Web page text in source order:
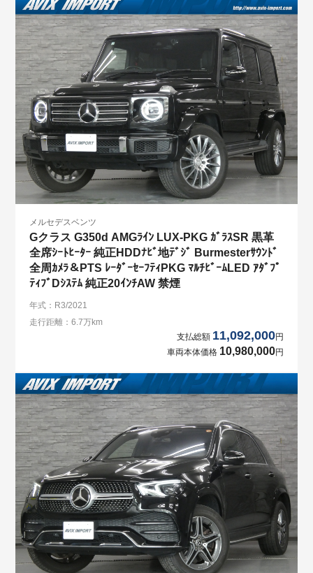
メルセデスベンツ
Gクラス G350d AMGﾗｲﾝ LUX-PKG ｶﾞﾗｽSR 黒革
全席ｼｰﾄﾋｰﾀｰ 純正HDDﾅﾋﾞ地ﾃﾞｼﾞ Burmesterｻｳﾝﾄﾞ
全周ｶﾒﾗ＆PTS ﾚｰﾀﾞｰｾｰﾌﾃｨPKG ﾏﾙﾁﾋﾞｰﾑLED ｱﾀﾞﾌﾟ
ﾃｨﾌﾞDｼｽﾃﾑ 純正20ｲﾝﾁAW 禁煙
年式：R3/2021
走行距離：6.7万km
支払総額 11,092,000円
車両本体価格 10,980,000円